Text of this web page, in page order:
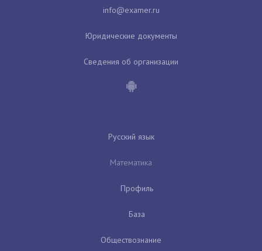
Юридические документы
Сведения об организации
Русский язык
Математика
Профиль
База
Обществознание